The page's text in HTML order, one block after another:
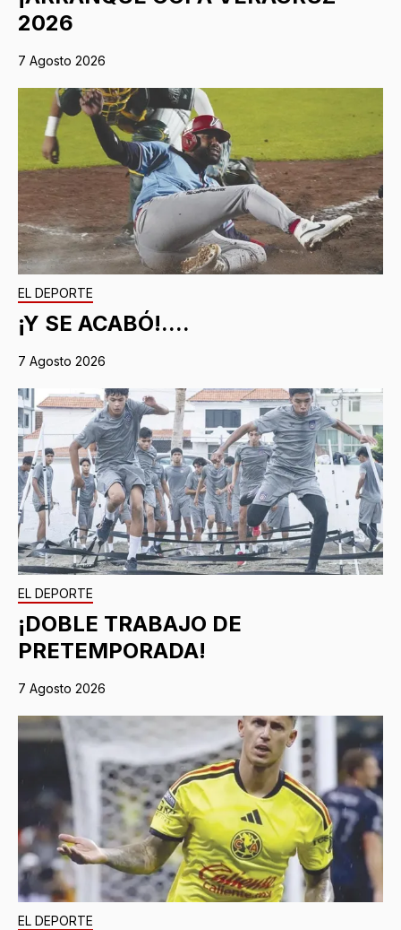
2026
7 Agosto 2026
EL DEPORTE
¡Y SE ACABÓ!....
7 Agosto 2026
EL DEPORTE
¡DOBLE TRABAJO DE
PRETEMPORADA!
7 Agosto 2026
EL DEPORTE